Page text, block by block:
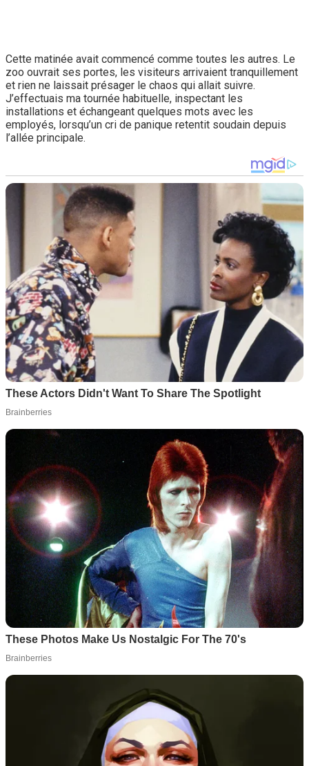
Cette matinée avait commencé comme toutes les autres. Le
zoo ouvrait ses portes, les visiteurs arrivaient tranquillement
et rien ne laissait présager le chaos qui allait suivre.
J’effectuais ma tournée habituelle, inspectant les
installations et échangeant quelques mots avec les
employés, lorsqu’un cri de panique retentit soudain depuis
l’allée principale.